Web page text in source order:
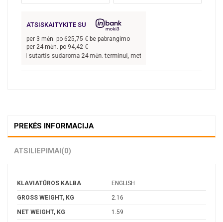
ATSISKAITYKITE SU
per 3 mėn. po 625,75 € be pabrangimo
per 24 mėn. po 94,42 €
€, kai sutartis sudaroma 24 mėn. terminui, metinė palūkanų norma –
PREKĖS INFORMACIJA
ATSILIEPIMAI(0)
KLAVIATŪROS KALBA ENGLISH
GROSS WEIGHT, KG 2.16
NET WEIGHT, KG 1.59